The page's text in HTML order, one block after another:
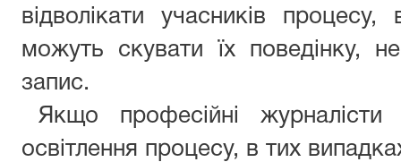
відволікати учасників
можуть скувати їх поведінку,
запис.
Якщо професійні журналісти
освітлення процесу, в тих